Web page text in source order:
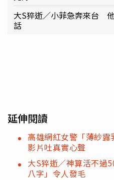
大S猝逝／小菲急奔來台
話
延伸閱讀
高雄網紅女警「薄紗
影片吐真實心聲
大S猝逝／神算活不過
八字」令人發毛